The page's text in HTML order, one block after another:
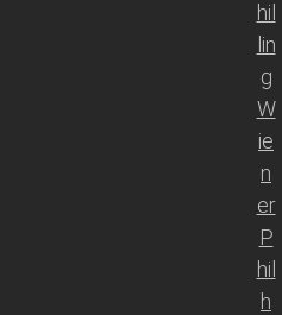
hil
lin
g
W
ie
n
er
P
hil
h